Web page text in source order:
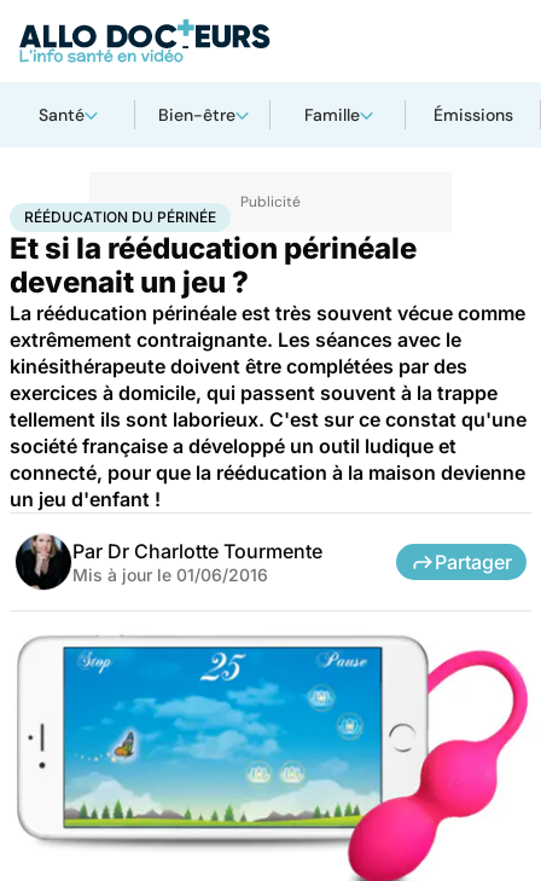
Santé Bien-être Famille Émissions
AccueilSantéRééducation du périnée
RÉÉDUCATION DU PÉRINÉE
Et si la rééducation périnéale
devenait un jeu ?
La rééducation périnéale est très souvent vécue comme
extrêmement contraignante. Les séances avec le
kinésithérapeute doivent être complétées par des
exercices à domicile, qui passent souvent à la trappe
tellement ils sont laborieux. C'est sur ce constat qu'une
société française a développé un outil ludique et
connecté, pour que la rééducation à la maison devienne
un jeu d'enfant !
Par Dr Charlotte Tourmente
Mis à jour le 01/06/2016
Partager